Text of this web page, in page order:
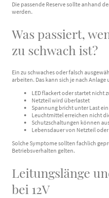
Die passende Reserve sollte anhand
werden.
Was passiert,
zu schwach ist?
Ein zu schwaches oder falsch
arbeiten. Das kann sich je nach
LED flackert oder startet nicht
Netzteil wird überlastet
Spannung bricht unter Last ein
Leuchtmittel erreichen nicht
Schutzschaltungen können
Lebensdauer von Netzteil
Solche Symptome sollten fachlich
Betriebsverhalten gelten.
Leitungslänge
bei 12V